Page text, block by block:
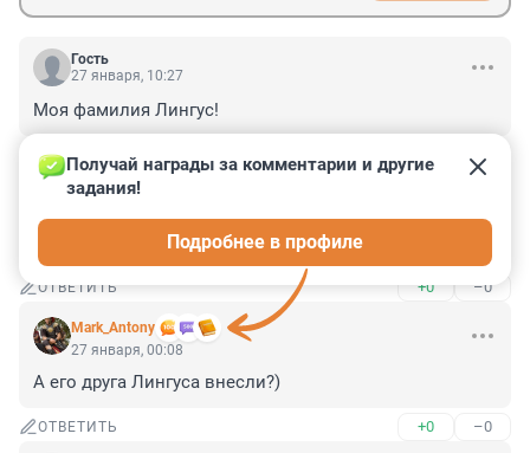
Гость
27 января, 10:27
Моя фамилия Лингус!
ОТВЕТИТЬ –1
Гость
Ну, что, Гриша, помогли тебе твои полки?
ОТВЕТИТЬ +0 –0
Mark_Antony
Получай награды за комментарии и другие
задания!
Подробнее в профиле
27 января, 00:08
А его друга Лингуса внесли?)
ОТВЕТИТЬ +0 –0